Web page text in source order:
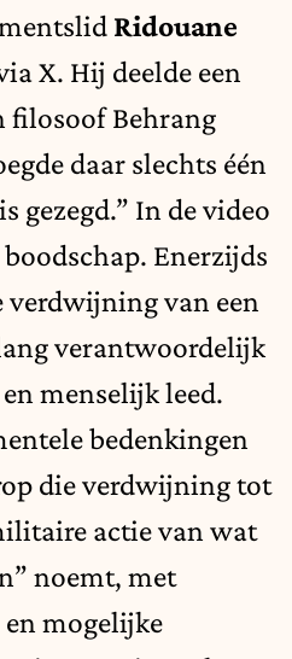
Ridouane
X. Hij deelde een
filosoof Behrang
daar slechts één
gezegd.” In de video
Enerzijds
van een
verantwoordelijk
menselijk leed.
bedenkingen
die verdwijning tot
actie van wat
noemt, met
mogelijke